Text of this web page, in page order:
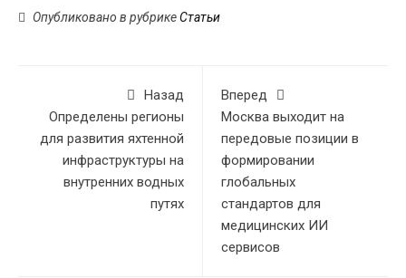
Опубликовано в рубрикеСтатьи
Назад
Определены регионы
для развития яхтенной
инфраструктуры на
внутренних водных
путях
Вперед
Москва выходит на
передовые позиции в
формировании
глобальных
стандартов для
медицинских ИИ
сервисов